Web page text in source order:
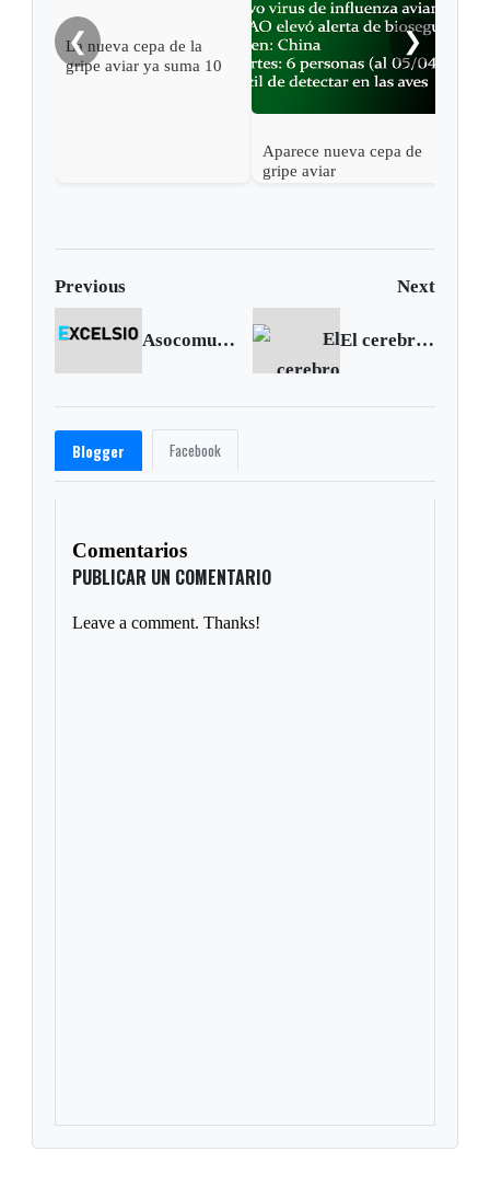
❮
La nueva cepa de la
gripe aviar ya suma 10
Aparece nueva cepa de
gripe aviar
❯
Previous Next
Asocomunal firmó convenio con Organizaciones Solidarias El cerebro transparente
Blogger Facebook
Comentarios
PUBLICAR UN COMENTARIO
Leave a comment. Thanks!